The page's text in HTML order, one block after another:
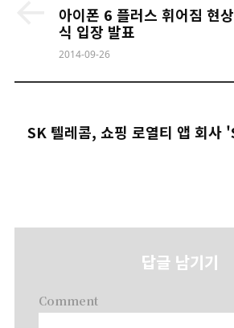
navigation
아이폰 6 플러스 휘어짐 현
식 입장 발표
2014-09-26
SK 텔레콤, 쇼핑 로열티 앱 회
답글 남기기
Comment